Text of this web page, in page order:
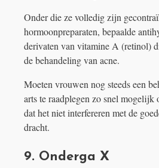
Onder die ze volledig zijn
hormoonpreparaten, bepaalde
derivaten van vitamine A (retinol)
de behandeling van acne.
Moeten vrouwen nog steeds een
arts te raadplegen zo snel mogelijk
dat het niet interfereren met de
dracht.
9. Onderga X